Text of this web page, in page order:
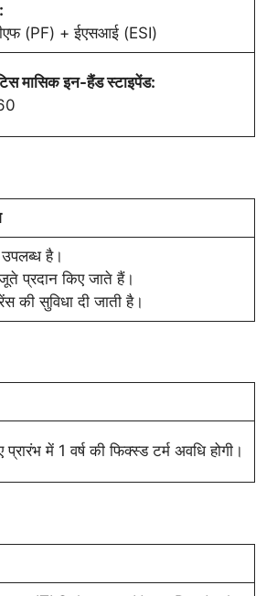
(PF) + ईएसआई (ESI)
मासिक इन-हैंड स्टाइपेंड:
है।
प्रदान किए जाते हैं।
की सुविधा दी जाती है।
में 1 वर्ष की फिक्स्ड टर्म अवधि होगी।